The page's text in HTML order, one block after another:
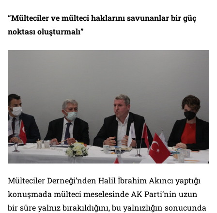
“Mülteciler ve mülteci haklarını savunanlar bir güç
noktası oluşturmalı”
Mülteciler Derneği’nden Halil İbrahim Akıncı yaptığı
konuşmada mülteci meselesinde AK Parti’nin uzun
bir süre yalnız bırakıldığını, bu yalnızlığın sonucunda